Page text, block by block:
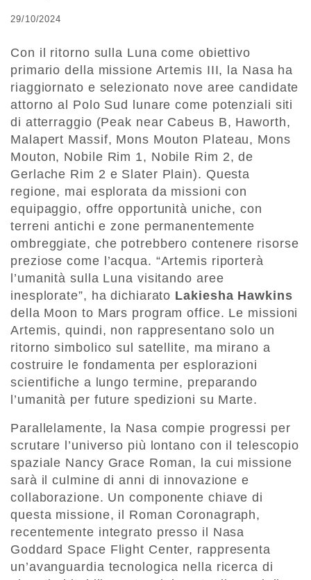
29/10/2024
Con il ritorno sulla Luna come obiettivo
primario della missione Artemis III, la Nasa ha
riaggiornato e selezionato nove aree candidate
attorno al Polo Sud lunare come potenziali siti
di atterraggio (Peak near Cabeus B, Haworth,
Malapert Massif, Mons Mouton Plateau, Mons
Mouton, Nobile Rim 1, Nobile Rim 2, de
Gerlache Rim 2 e Slater Plain). Questa
regione, mai esplorata da missioni con
equipaggio, offre opportunità uniche, con
terreni antichi e zone permanentemente
ombreggiate, che potrebbero contenere risorse
preziose come l’acqua. “Artemis riporterà
l’umanità sulla Luna visitando aree
inesplorate”, ha dichiarato Lakiesha Hawkins
della Moon to Mars program office. Le missioni
Artemis, quindi, non rappresentano solo un
ritorno simbolico sul satellite, ma mirano a
costruire le fondamenta per esplorazioni
scientifiche a lungo termine, preparando
l’umanità per future spedizioni su Marte.
Parallelamente, la Nasa compie progressi per
scrutare l’universo più lontano con il telescopio
spaziale Nancy Grace Roman, la cui missione
sarà il culmine di anni di innovazione e
collaborazione. Un componente chiave di
questa missione, il Roman Coronagraph,
recentemente integrato presso il Nasa
Goddard Space Flight Center, rappresenta
un’avanguardia tecnologica nella ricerca di